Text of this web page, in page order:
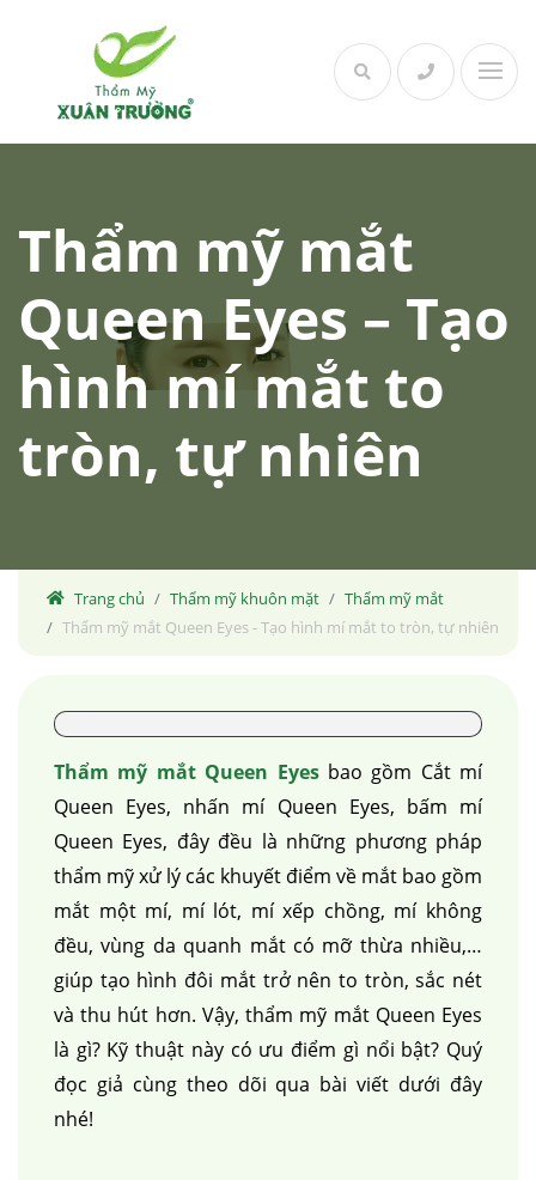
Thẩm mỹ mắt
Queen Eyes – Tạo
hình mí mắt to
tròn, tự nhiên
Trang chủ Thẩm mỹ khuôn mặt
Thẩm mỹ mắt
Thẩm mỹ mắt Queen Eyes - Tạo hình mí mắt to tròn, tự nhiên
Thẩm mỹ mắt Queen Eyesbao gồm Cắt mí
Queen Eyes, nhấn mí Queen Eyes, bấm mí
Queen Eyes, đây đều là những phương pháp
thẩm mỹ xử lý các khuyết điểm về mắt bao gồm
mắt một mí, mí lót, mí xếp chồng, mí không
đều, vùng da quanh mắt có mỡ thừa nhiều,…
giúp tạo hình đôi mắt trở nên to tròn, sắc nét
và thu hút hơn. Vậy, thẩm mỹ mắt Queen Eyes
là gì? Kỹ thuật này có ưu điểm gì nổi bật? Quý
đọc giả cùng theo dõi qua bài viết dưới đây
nhé!